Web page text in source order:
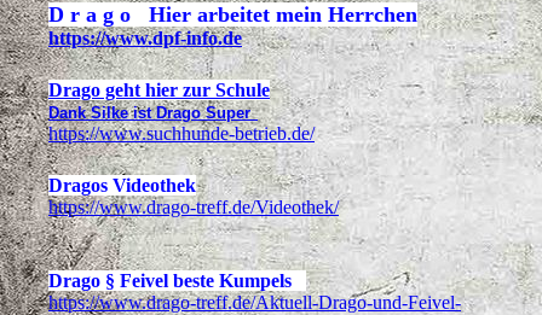
D r a g o Hier arbeitet mein Herrchen
https://www.dpf-info.de
Drago geht hier zur Schule
Dank Silke ist Drago Super
https://www.suchhunde-betrieb.de/
Dragos Videothek
https://www.drago-treff.de/Videothek/
Drago § Feivel beste Kumpels
https://www.drago-treff.de/Aktuell-Drago-und-Feivel-